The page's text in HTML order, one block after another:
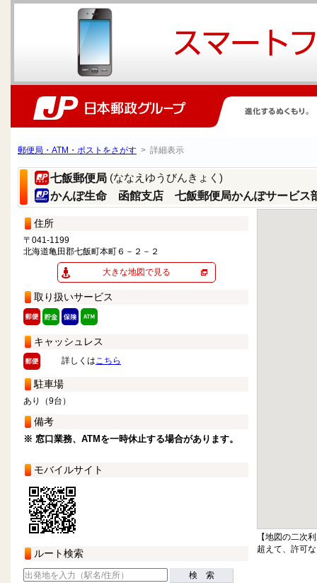
郵便局・ATM・ポストをさがす > 詳細表示
七飯郵便局 (ななえゆうびんきょく)
かんぽ生命 函館支店 七飯郵便局かんぽサービス
住所
〒041-1199
北海道亀田郡七飯町本町６－２－２
大きな地図で見る
取り扱いサービス
キャッシュレス
詳しくはこちら
駐車場
あり（9台）
備考
※ 窓口業務、ATMを一時休止する場合があります。
モバイルサイト
ルート検索
検 索
【地図の二次
超えて、許可